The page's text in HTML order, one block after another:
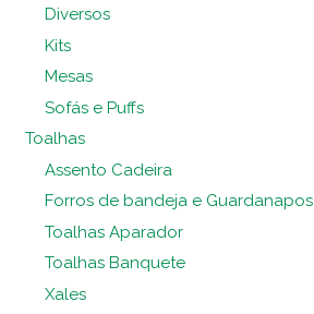
Diversos
Kits
Mesas
Sofás e Puffs
Toalhas
Assento Cadeira
Forros de bandeja e Guardanapos
Toalhas Aparador
Toalhas Banquete
Xales